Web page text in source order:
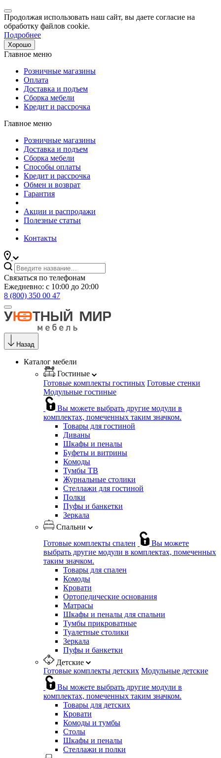
Продолжая использовать наш сайт, вы даете согласие на
обработку файлов cookie.
Подробнее
Хорошо
Главное меню
Розничные магазины
Оплата
Доставка и подъем
Сборка мебели
Кредит и рассрочка
Главное меню
Розничные магазины
Доставка и подъем
Сборка мебели
Способы оплаты
Кредит и рассрочка
Обмен и возврат
Гарантия
Акции и распродажи
Полезные статьи
Контакты
Связаться по телефонам
Ежедневно: с 10:00 до 20:00
8 (800) 350 00 47
Назад
Каталог мебели
Гостиные
Готовые комплекты гостиных Готовые стенки
Модульные гостиные
Вы можете выбрать другие модули в
комплектах, помеченных таким значком.
Товары для гостиной
Диваны
Шкафы и пеналы
Буфеты и витрины
Комоды
Тумбы ТВ
Журнальные столики
Стеллажи для гостиной
Полки
Пуфы и банкетки
Зеркала
Спальни
Готовые комплекты спален
Вы можете
выбрать другие модули в комплектах, помеченных
таким значком.
Товары для спален
Комоды
Кровати
Ортопедические основания
Матрасы
Шкафы и пеналы для спальни
Тумбы прикроватные
Туалетные столики
Зеркала
Пуфы и банкетки
Детские
Готовые комплекты детских Модульные детские
Вы можете выбрать другие модули в
комплектах, помеченных таким значком.
Товары для детских
Кровати
Комоды и тумбы
Столы
Шкафы и пеналы
Стеллажи и полки